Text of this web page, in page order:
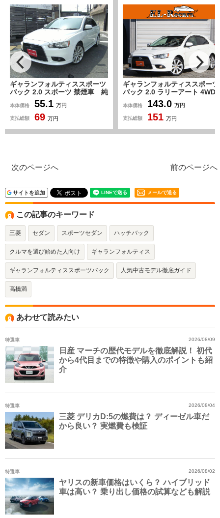
ギャランフォルティススポーツ
バック 2.0 スポーツ 禁煙車 純
正HDDナビ ワンセグTV
Bluetooth ETC HID CD
スマートキー フォグラン
プ パドルシフト 電動格納ミ
ラー プライバシーガラス 純
本体価格 55.1 万円
支払総額 69 万円
ギャランフォルティススポーツ
バック 2.0 ラリーアート 4WD
後期型・SDナビ・フルセグ・
バックカメラ・Bluetooth接
続・ETC・クルーズコントロー
ル・スマートキー・ドライブレ
コーダー・HIDヘッドライト・
本体価格 143.0 万円
支払総額 151 万円
次のページへ 前のページへ
サイトを追加 メールで送る
この記事のキーワード
三菱 セダン スポーツセダン ハッチバック
クルマを選び始めた人向け ギャランフォルティス
ギャランフォルティススポーツバック 人気中古モデル徹底ガイド
高橋満
あわせて読みたい
特選車
日産 マーチの歴代モデルを徹底解説！ 初代
から4代目までの特徴や購入のポイントも紹
介
2026/08/09
特選車
三菱 デリカD:5の燃費は？ ディーゼル車だ
から良い？ 実燃費も検証
2026/08/04
特選車
ヤリスの新車価格はいくら？ ハイブリッド
車は高い？ 乗り出し価格の試算なども解説
2026/08/02